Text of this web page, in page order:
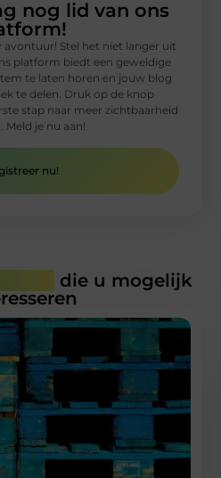
nog lid van ons
Stel het niet langer uit
platform biedt een geweldige
te laten horen en jouw blog
te delen. Druk op de knop
stap naar meer zichtbaarheid
Meld je nu aan!
nu!
die u mogelijk